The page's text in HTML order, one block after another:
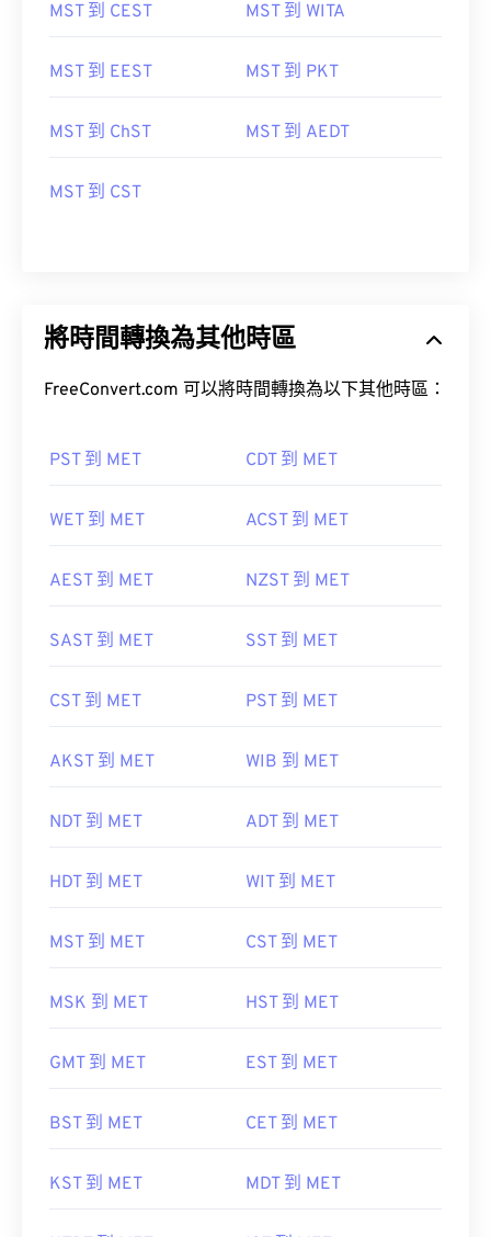
MST 到 CEST MST 到 WITA
MST 到 EEST MST 到 PKT
MST 到 ChST MST 到 AEDT
MST 到 CST
將時間轉換為其他時區
FreeConvert.com 可以將時間轉換為以下其他時區：
PST 到 MET CDT 到 MET
WET 到 MET ACST 到 MET
AEST 到 MET NZST 到 MET
SAST 到 MET SST 到 MET
CST 到 MET PST 到 MET
AKST 到 MET WIB 到 MET
NDT 到 MET ADT 到 MET
HDT 到 MET WIT 到 MET
MST 到 MET CST 到 MET
MSK 到 MET HST 到 MET
GMT 到 MET EST 到 MET
BST 到 MET CET 到 MET
KST 到 MET MDT 到 MET